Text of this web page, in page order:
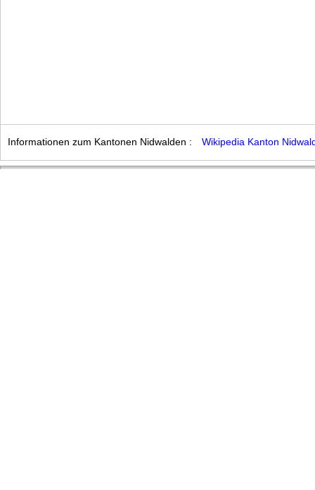
Informationen zum Kantonen Nidwalden : Wikipedia Kanton